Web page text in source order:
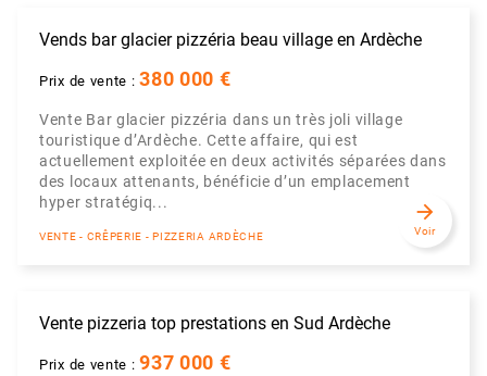
Vends bar glacier pizzéria beau village en Ardèche
Prix de vente :380 000 €
Vente Bar glacier pizzéria dans un très joli village
touristique d’Ardèche. Cette affaire, qui est
actuellement exploitée en deux activités séparées dans
des locaux attenants, bénéficie d’un emplacement
hyper stratégiq...
VENTE - CRÊPERIE - PIZZERIA ARDÈCHE
arrow_forward
Voir
Vente pizzeria top prestations en Sud Ardèche
Prix de vente :937 000 €